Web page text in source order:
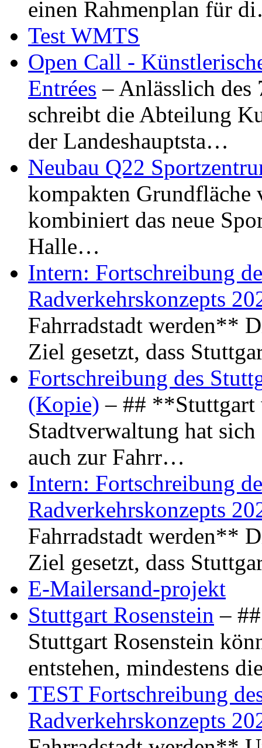
einen Rahmenplan für
Test WMTS
Open Call -
Entrées – Anlässlich
schreibt die Abteilung
der Landeshauptsta…
Neubau Q22
kompakten Grundfläche
kombiniert das neue
Halle…
Intern: Fortschreibung
Radverkehrskonzepts
Fahrradstadt werden**
Ziel gesetzt, dass
Fortschreibung des
(Kopie) – ## **Stuttgart
Stadtverwaltung hat
auch zur Fahrr…
Intern: Fortschreibung
Radverkehrskonzepts
Fahrradstadt werden**
Ziel gesetzt, dass
E-Mailersand-projekt
Stuttgart Rosenstein –
Stuttgart Rosenstein
entstehen, mindestens
TEST Fortschreibung
Radverkehrskonzepts